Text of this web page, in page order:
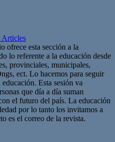
Articles
ofrece esta sección a la
lo referente a la educación desde
provinciales, municipales,
ect. Lo hacemos para seguir
Esta sesión va
que día a día suman
el futuro del país. La educación
por lo tanto los invitamos a
es el correo de la revista.